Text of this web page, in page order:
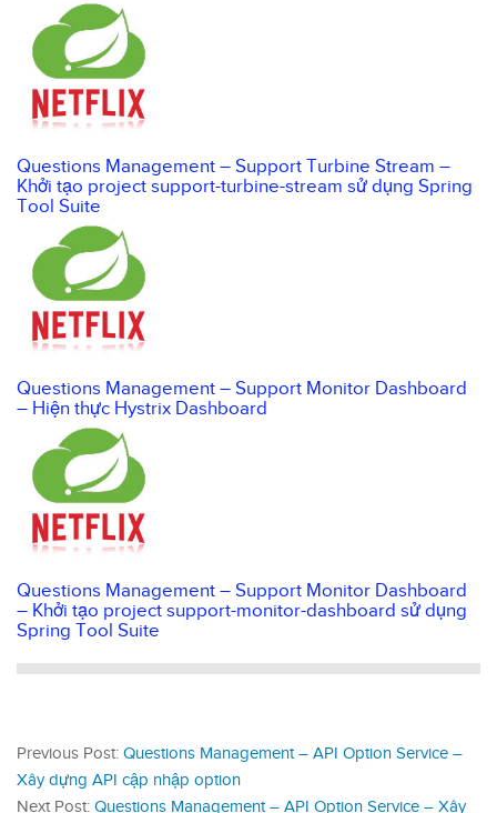
Questions Management – Support Turbine Stream –
Khởi tạo project support-turbine-stream sử dụng Spring
Tool Suite
Questions Management – Support Monitor Dashboard
– Hiện thực Hystrix Dashboard
Questions Management – Support Monitor Dashboard
– Khởi tạo project support-monitor-dashboard sử dụng
Spring Tool Suite
Previous Post: Questions Management – API Option Service –
Xây dựng API cập nhập option
Next Post: Questions Management – API Option Service – Xây